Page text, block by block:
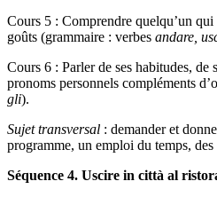
Cours 5 : Comprendre quelqu’un qui
goûts (grammaire : verbes andare,
Cours 6 : Parler de ses habitudes, de
pronoms personnels compléments
gli).
Sujet transversal : demander et
programme, un emploi du temps, des
Séquence 4. Uscire in città al